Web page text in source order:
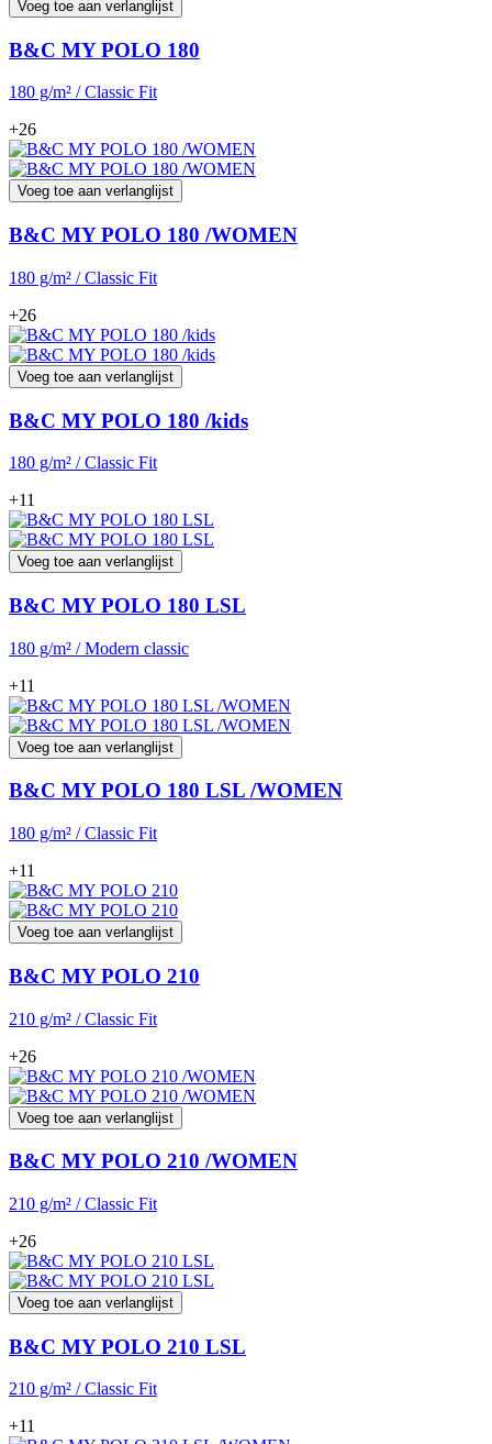
Voeg toe aan verlanglijst
B&C MY POLO 180
180 g/m² / Classic Fit
+26
Voeg toe aan verlanglijst
B&C MY POLO 180 /WOMEN
180 g/m² / Classic Fit
+26
Voeg toe aan verlanglijst
B&C MY POLO 180 /kids
180 g/m² / Classic Fit
+11
Voeg toe aan verlanglijst
B&C MY POLO 180 LSL
180 g/m² / Modern classic
+11
Voeg toe aan verlanglijst
B&C MY POLO 180 LSL /WOMEN
180 g/m² / Classic Fit
+11
Voeg toe aan verlanglijst
B&C MY POLO 210
210 g/m² / Classic Fit
+26
Voeg toe aan verlanglijst
B&C MY POLO 210 /WOMEN
210 g/m² / Classic Fit
+26
Voeg toe aan verlanglijst
B&C MY POLO 210 LSL
210 g/m² / Classic Fit
+11